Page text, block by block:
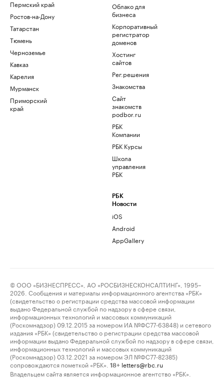
Пермский край
Ростов-на-Дону
Татарстан
Тюмень
Черноземье
Кавказ
Карелия
Мурманск
Приморский
край
Облако для
бизнеса
Корпоративный
регистратор
доменов
Хостинг
сайтов
Рег.решения
Знакомства
Сайт
знакомств
podbor.ru
РБК
Компании
РБК Курсы
Школа
управления
РБК
РБК
Новости
iOS
Android
AppGallery
© ООО «БИЗНЕСПРЕСС», АО «РОСБИЗНЕСКОНСАЛТИНГ», 1995–
2026. Сообщения и материалы информационного агентства «РБК»
(свидетельство о регистрации средства массовой информации
выдано Федеральной службой по надзору в сфере связи,
информационных технологий и массовых коммуникаций
(Роскомнадзор) 09.12.2015 за номером ИА №ФС77-63848) и сетевого
издания «РБК» (свидетельство о регистрации средства массовой
информации выдано Федеральной службой по надзору в сфере связи,
информационных технологий и массовых коммуникаций
(Роскомнадзор) 03.12.2021 за номером ЭЛ №ФС77-82385)
сопровождаются пометкой «РБК».
18+ letters@rbc.ru
Владельцем сайта является информационное агентство «РБК».